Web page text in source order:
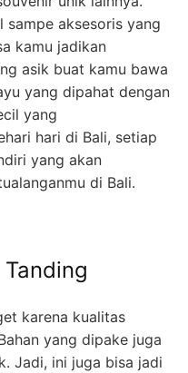
aksesoris yang
kamu jadikan
asik buat kamu bawa
yang dipahat dengan
yang
hari di Bali, setiap
yang akan
di Bali.
karena kualitas
yang dipake juga
Jadi, ini juga bisa jadi